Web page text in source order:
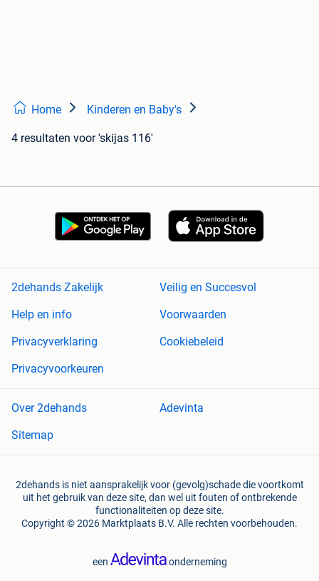
Home Kinderen en Baby's
4 resultaten voor 'skijas 116'
2dehands Zakelijk
Veilig en Succesvol
Help en info
Voorwaarden
Privacyverklaring
Cookiebeleid
Privacyvoorkeuren
Over 2dehands
Adevinta
Sitemap
2dehands is niet aansprakelijk voor (gevolg)schade die voortkomt
uit het gebruik van deze site, dan wel uit fouten of ontbrekende
functionaliteiten op deze site.
Copyright © 2026 Marktplaats B.V. Alle rechten voorbehouden.
een onderneming